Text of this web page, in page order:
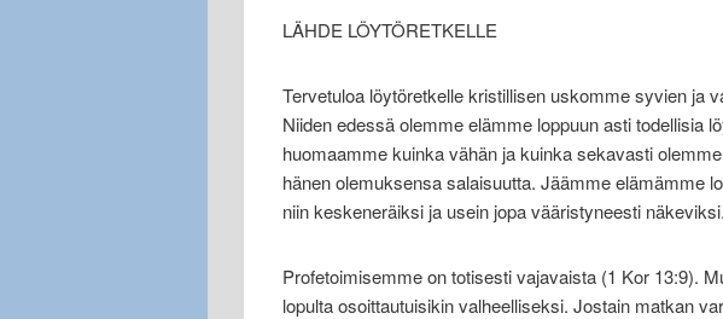
LÄHDE LÖYTÖRETKELLE
Tervetuloa löytöretkelle kristillisen uskomme syvien ja
Niiden edessä olemme elämme loppuun asti todellisia
huomaamme kuinka vähän ja kuinka sekavasti
hänen olemuksensa salaisuutta. Jäämme elämämme
niin keskeneräiksi ja usein jopa vääristyneesti näkeviksi.
Profetoimisemme on totisesti vajavaista (1 Kor 13:9).
lopulta osoittautuisikin valheelliseksi. Jostain matkan